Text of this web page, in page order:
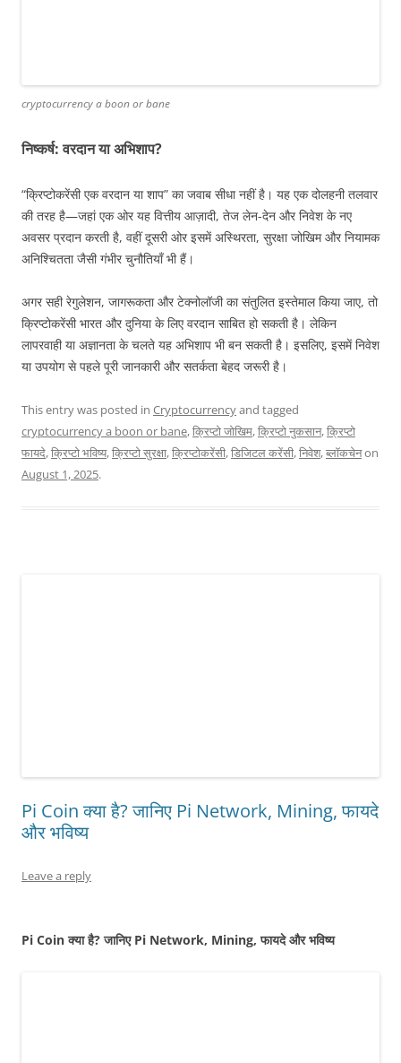
cryptocurrency a boon or bane
निष्कर्ष: वरदान या अभिशाप?
“क्रिप्टोकरेंसी एक वरदान या शाप” का जवाब सीधा नहीं है। यह एक दोलहनी तलवार
की तरह है—जहां एक ओर यह वित्तीय आज़ादी, तेज लेन-देन और निवेश के नए
अवसर प्रदान करती है, वहीं दूसरी ओर इसमें अस्थिरता, सुरक्षा जोखिम और नियामक
अनिश्चितता जैसी गंभीर चुनौतियाँ भी हैं।
अगर सही रेगुलेशन, जागरूकता और टेक्नोलॉजी का संतुलित इस्तेमाल किया जाए, तो
क्रिप्टोकरेंसी भारत और दुनिया के लिए वरदान साबित हो सकती है। लेकिन
लापरवाही या अज्ञानता के चलते यह अभिशाप भी बन सकती है। इसलिए, इसमें निवेश
या उपयोग से पहले पूरी जानकारी और सतर्कता बेहद जरूरी है।
This entry was posted in Cryptocurrencyand tagged
cryptocurrency a boon or bane,क्रिप्टो जोखिम,क्रिप्टो नुकसान,क्रिप्टो
फायदे,क्रिप्टो भविष्य,क्रिप्टो सुरक्षा,क्रिप्टोकरेंसी,डिजिटल करेंसी,निवेश,ब्लॉकचेनon
August 1, 2025.
Pi Coin क्या है? जानिए Pi Network, Mining, फायदे
और भविष्य
Leave a reply
Pi Coin क्या है? जानिए Pi Network, Mining, फायदे और भविष्य